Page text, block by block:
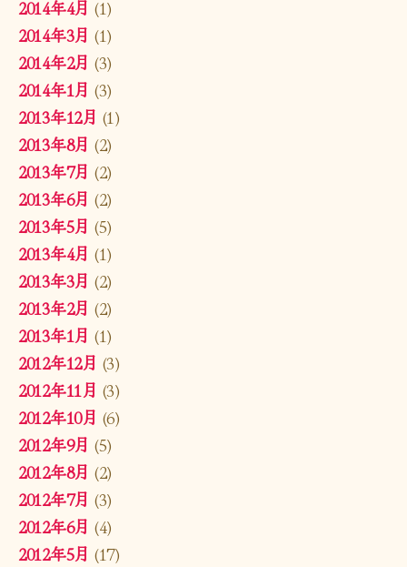
2014年4月 (1)
2014年3月 (1)
2014年2月 (3)
2014年1月 (3)
2013年12月 (1)
2013年8月 (2)
2013年7月 (2)
2013年6月 (2)
2013年5月 (5)
2013年4月 (1)
2013年3月 (2)
2013年2月 (2)
2013年1月 (1)
2012年12月 (3)
2012年11月 (3)
2012年10月 (6)
2012年9月 (5)
2012年8月 (2)
2012年7月 (3)
2012年6月 (4)
2012年5月 (17)